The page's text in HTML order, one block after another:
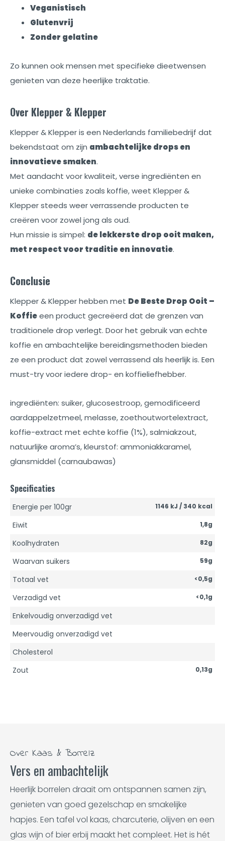
Veganistisch
Glutenvrij
Zonder gelatine
Zo kunnen ook mensen met specifieke dieetwensen
genieten van deze heerlijke traktatie.
Over Klepper & Klepper
Klepper & Klepper is een Nederlands familiebedrijf dat
bekendstaat om zijn ambachtelijke drops en
innovatieve smaken.
Met aandacht voor kwaliteit, verse ingrediënten en
unieke combinaties zoals koffie, weet Klepper &
Klepper steeds weer verrassende producten te
creëren voor zowel jong als oud.
Hun missie is simpel: de lekkerste drop ooit maken,
met respect voor traditie en innovatie.
Conclusie
Klepper & Klepper hebben met De Beste Drop Ooit –
Koffieeen product gecreëerd dat de grenzen van
traditionele drop verlegt. Door het gebruik van echte
koffie en ambachtelijke bereidingsmethoden bieden
ze een product dat zowel verrassend als heerlijk is. Een
must-try voor iedere drop- en koffieliefhebber.
ingrediënten: suiker, glucosestroop, gemodificeerd
aardappelzetmeel, melasse, zoethoutwortelextract,
koffie-extract met echte koffie (1%), salmiakzout,
natuurlijke aroma’s, kleurstof: ammoniakkaramel,
glansmiddel (carnaubawas)
Specificaties
Energie per 100gr 1146 kJ / 340 kcal
Eiwit 1,8g
Koolhydraten 82g
Waarvan suikers 59g
Totaal vet <0,5g
Verzadigd vet <0,1g
Enkelvoudig onverzadigd vet
Meervoudig onverzadigd vet
Cholesterol
Zout
0,13g
Over Kaas & Borrelz
Vers en ambachtelijk
Heerlijk borrelen draait om ontspannen samen zijn,
genieten van goed gezelschap en smakelijke
hapjes. Een tafel vol kaas, charcuterie, olijven en een
glas wijn of bier erbij maakt het compleet. Het is hét